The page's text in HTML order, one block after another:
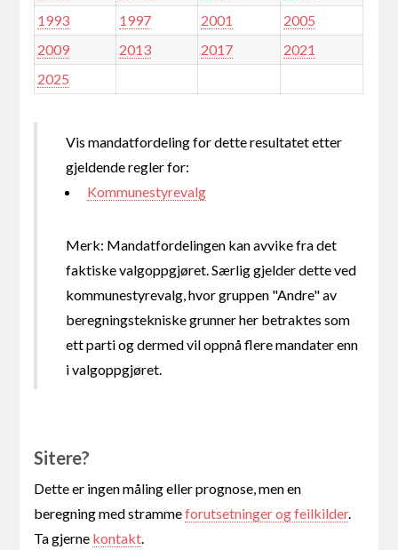
1993
1997 2001
2005
2009
2013 2017
2021
2025
Vis mandatfordeling for dette resultatet etter
gjeldende regler for:
Kommunestyrevalg
Merk: Mandatfordelingen kan avvike fra det
faktiske valgoppgjøret. Særlig gjelder dette ved
kommunestyrevalg, hvor gruppen "Andre" av
beregningstekniske grunner her betraktes som
ett parti og dermed vil oppnå flere mandater enn
i valgoppgjøret.
Sitere?
Dette er ingen måling eller prognose, men en
beregning med strammeforutsetninger og feilkilder.
Ta gjerne kontakt.